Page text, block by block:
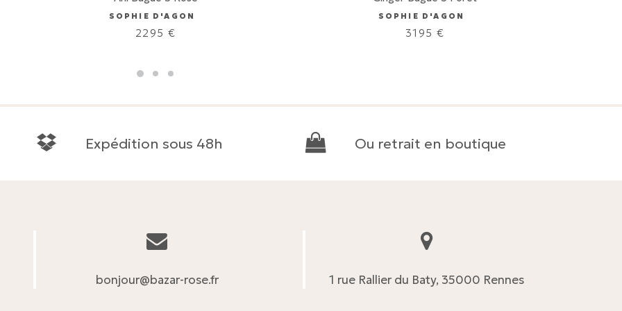
SOPHIE D'AGON
2295 €
SOPHIE D'AGON
3195 €
Expédition sous 48h Ou retrait en boutique
bonjour@bazar-rose.fr 1 rue Rallier du Baty, 35000 Rennes